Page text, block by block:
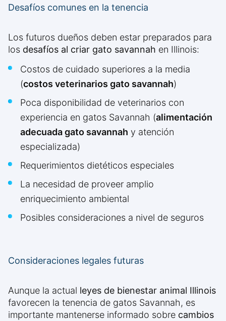
Desafíos comunes en la tenencia
Los futuros dueños deben estar preparados para
los desafíos al criar gato savannah en Illinois:
Costos de cuidado superiores a la media
(costos veterinarios gato savannah)
Poca disponibilidad de veterinarios con
experiencia en gatos Savannah (alimentación
adecuada gato savannah y atención
especializada)
Requerimientos dietéticos especiales
La necesidad de proveer amplio
enriquecimiento ambiental
Posibles consideraciones a nivel de seguros
Consideraciones legales futuras
Aunque la actual leyes de bienestar animal Illinois
favorecen la tenencia de gatos Savannah, es
importante mantenerse informado sobre cambios